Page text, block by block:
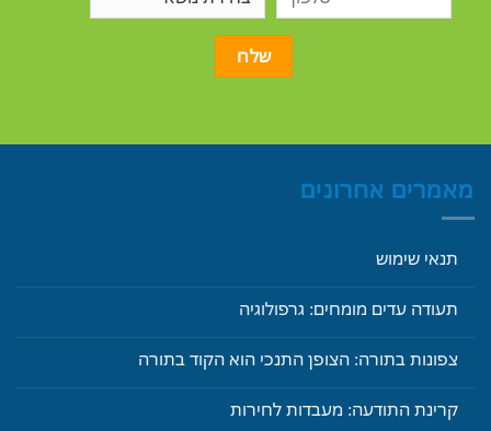
מאמרים אחרונים
תנאי שימוש
תעודה עדים מומחים: גרפולוגיה
צפונות בתורה: הצופן התנכי הוא הקוד בתורה
קרינת התודעה: מעבדות לחירות